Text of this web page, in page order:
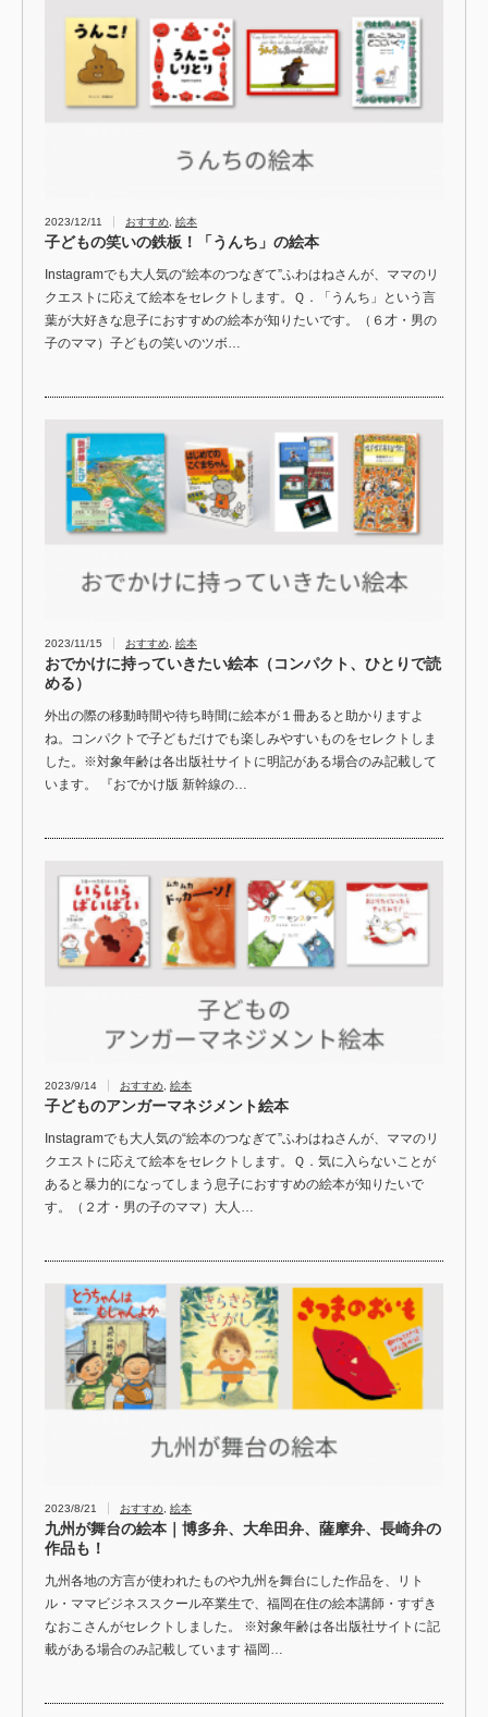
2023/12/11 おすすめ 絵本
子どもの笑いの鉄板！「うんち」の絵本
Instagramでも大人気の“絵本のつなぎて”ふわはねさんが、ママのリ
クエストに応えて絵本をセレクトします。Ｑ．「うんち」という言
葉が大好きな息子におすすめの絵本が知りたいです。（６才・男の
子のママ）子どもの笑いのツボ…
2023/11/15 おすすめ, 絵本
おでかけに持っていきたい絵本（コンパクト、ひとりで読
める）
外出の際の移動時間や待ち時間に絵本が１冊あると助かりますよ
ね。コンパクトで子どもだけでも楽しみやすいものをセレクトしま
した。※対象年齢は各出版社サイトに明記がある場合のみ記載して
います。 『おでかけ版 新幹線の…
2023/9/14 おすすめ 絵本
子どものアンガーマネジメント絵本
Instagramでも大人気の“絵本のつなぎて”ふわはねさんが、ママのリ
クエストに応えて絵本をセレクトします。Ｑ．気に入らないことが
あると暴力的になってしまう息子におすすめの絵本が知りたいで
す。（２才・男の子のママ）大人…
2023/8/21 おすすめ 絵本
九州が舞台の絵本｜博多弁、大牟田弁、薩摩弁、長崎弁の
作品も！
九州各地の方言が使われたものや九州を舞台にした作品を、リト
ル・ママビジネススクール卒業生で、福岡在住の絵本講師・すずき
なおこさんがセレクトしました。 ※対象年齢は各出版社サイトに記
載がある場合のみ記載しています 福岡…